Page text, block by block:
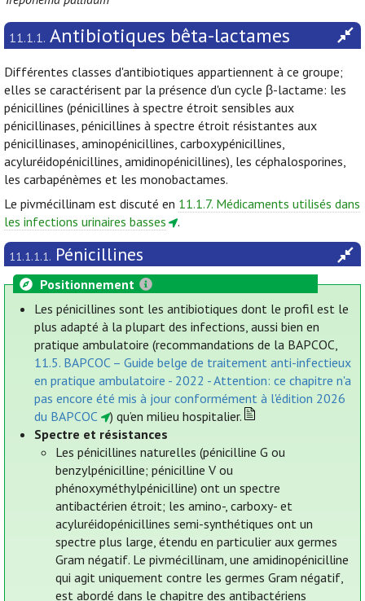
11.1.1. Antibiotiques bêta-lactames
Différentes classes d'antibiotiques appartiennent à ce groupe;
elles se caractérisent par la présence d'un cycle β-lactame: les
pénicillines (pénicillines à spectre étroit sensibles aux
pénicillinases, pénicillines à spectre étroit résistantes aux
pénicillinases, aminopénicillines, carboxypénicillines,
acyluréidopénicillines, amidinopénicillines), les céphalosporines,
les carbapénèmes et les monobactames.
Le pivmécillinam est discuté en 11.1.7. Médicaments utilisés dans
les infections urinaires basses
.
11.1.1.1. Pénicillines
Positionnement
Les pénicillines sont les antibiotiques dont le profil est le
plus adapté à la plupart des infections, aussi bien en
pratique ambulatoire (recommandations de la BAPCOC,
11.5. BAPCOC – Guide belge de traitement anti-infectieux
en pratique ambulatoire - 2022 - Attention: ce chapitre n'a
pas encore été mis à jour conformément à l'édition 2026
du BAPCOC
) qu’en milieu hospitalier.
Spectre et résistances
Les pénicillines naturelles (pénicilline G ou
benzylpénicilline; pénicilline V ou
phénoxyméthylpénicilline) ont un spectre
antibactérien étroit; les amino-, carboxy- et
acyluréidopénicillines semi-synthétiques ont un
spectre plus large, étendu en particulier aux germes
Gram négatif. Le pivmécillinam, une amidinopénicilline
qui agit uniquement contre les germes Gram négatif,
est abordé dans le chapitre des antibactériens